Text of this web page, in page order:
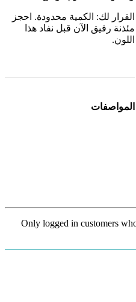
القرار لك: الكمية محدودة. احجز
مئذنة رفيق الآن قبل نفاد هذا
اللون.
المواصفات
Only logged in customers